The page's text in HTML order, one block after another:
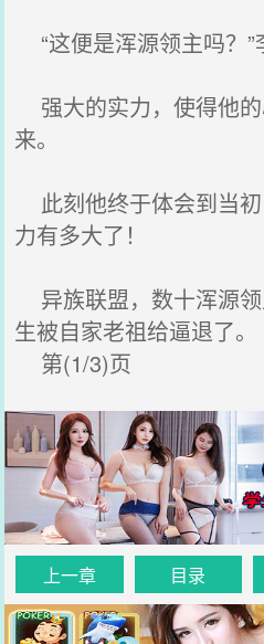
“这便是浑源领主吗？”
强大的实力，使得他
来。
此刻他终于体会到当
力有多大了！
异族联盟，数十浑源
生被自家老祖给逼退了。
第(1/3)页
上一章 目录